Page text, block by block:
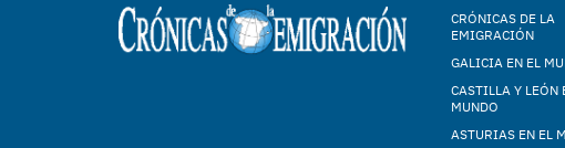
CRÓNICAS DE LA
EMIGRACIÓN
GALICIA EN EL
CASTILLA Y LEÓN
MUNDO
ASTURIAS EN EL